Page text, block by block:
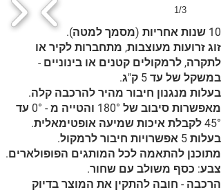
1/3
10 שנות אחריות (מסמך למטה).
זוג זרועות מעוצבות, מתחברות לקיר או
לתקרה, לרמקולים קטנים או בינוניים -
במשקל של עד 5 ק"ג.
בעלות מנגנון חיבור מהיר להרכבה קלה.
מאפשרות סיבוב של 180° והטייה מ - 0° עד
45° לקבלת איכות שמיעה אופטימאלית.
בעלות 5 אפשרויות חיבור לרמקול.
מתוכנן להתאמה לכל המותגים הפופולארים.
צבע: כסף משולב עם שחור.
הרכבה - חובה להתקין את המוצר בדיוק